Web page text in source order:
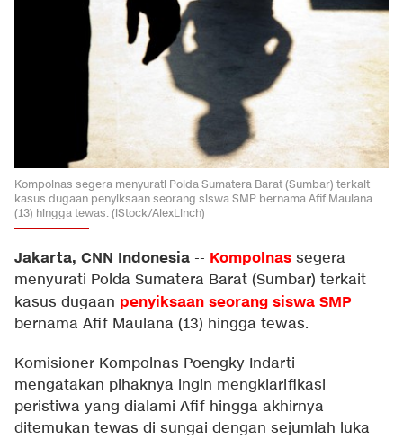
Kompolnas segera menyurati Polda Sumatera Barat (Sumbar) terkait
kasus dugaan penyiksaan seorang siswa SMP bernama Afif Maulana
(13) hingga tewas. (iStock/AlexLinch)
Jakarta, CNN Indonesia -- Kompolnas segera
menyurati Polda Sumatera Barat (Sumbar) terkait
kasus dugaan penyiksaan seorang siswa SMP
bernama Afif Maulana (13) hingga tewas.
Komisioner Kompolnas Poengky Indarti
mengatakan pihaknya ingin mengklarifikasi
peristiwa yang dialami Afif hingga akhirnya
ditemukan tewas di sungai dengan sejumlah luka